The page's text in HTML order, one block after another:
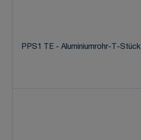
PPS1 TE - Aluminiumrohr-T-Stück